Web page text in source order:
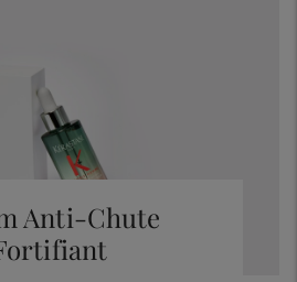
Anti-Chute